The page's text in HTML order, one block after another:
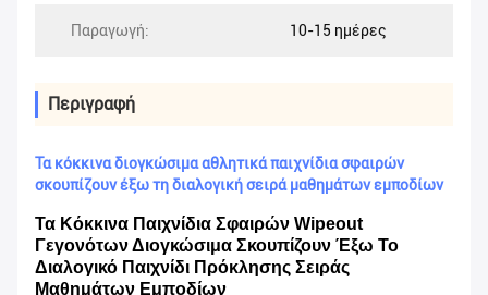
Παραγωγή: 10-15 ημέρες
Περιγραφή
Τα κόκκινα διογκώσιμα αθλητικά παιχνίδια σφαιρών
σκουπίζουν έξω τη διαλογική σειρά μαθημάτων εμποδίων
Τα Κόκκινα Παιχνίδια Σφαιρών Wipeout
Γεγονότων Διογκώσιμα Σκουπίζουν Έξω Το
Διαλογικό Παιχνίδι Πρόκλησης Σειράς
Μαθημάτων Εμποδίων